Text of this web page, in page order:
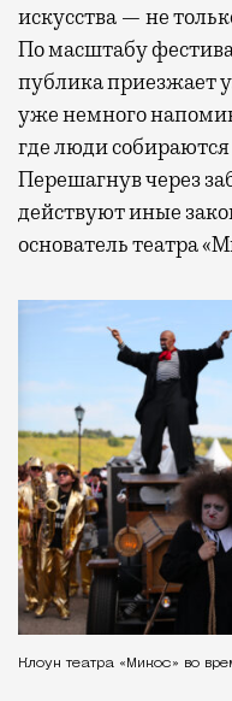
искусства — не
По масштабу
публика приезжает
уже немного
где люди
Перешагнув через
действуют иные
основатель театра
Клоун театра «Микос» во